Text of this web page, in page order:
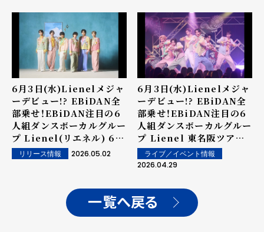
ールで撮影！
映像公開！ メジャーデビュ
ーの契約書は如何に!?
6月3日(水)Lienelメジャ
ーデビュー!? EBiDAN全
部乗せ！EBiDAN注目の6
人組ダンスボーカルグルー
プ Lienel(リエネル) 6月
発売週のリリースイベント
スケジュール発表！
リリース情報 2026.05.02
6月3日(水)Lienelメジャ
ーデビュー!? EBiDAN全
部乗せ！EBiDAN注目の6
人組ダンスボーカルグルー
プ Lienel 東名阪ツアー
初日に、メジャーデビュー
シングル「メロ・コレクシ
れる王子様風の新衣装も初
お披露目！
ライブ／イベント情報
2026.04.29
一覧へ戻る